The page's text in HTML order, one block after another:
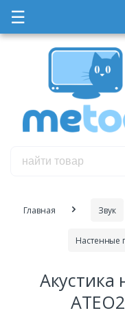
☰
Главная Звук
Настенные
Акустика